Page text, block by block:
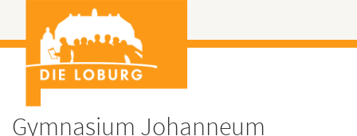
Gymnasium Johanneum